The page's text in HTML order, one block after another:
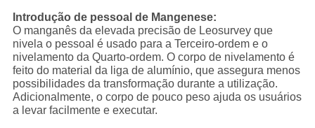
Introdução de pessoal de Mangenese:
O manganês da elevada precisão de Leosurvey que
nivela o pessoal é usado para a Terceiro-ordem e o
nivelamento da Quarto-ordem. O corpo de nivelamento é
feito do material da liga de alumínio, que assegura menos
possibilidades da transformação durante a utilização.
Adicionalmente, o corpo de pouco peso ajuda os usuários
a levar facilmente e executar.